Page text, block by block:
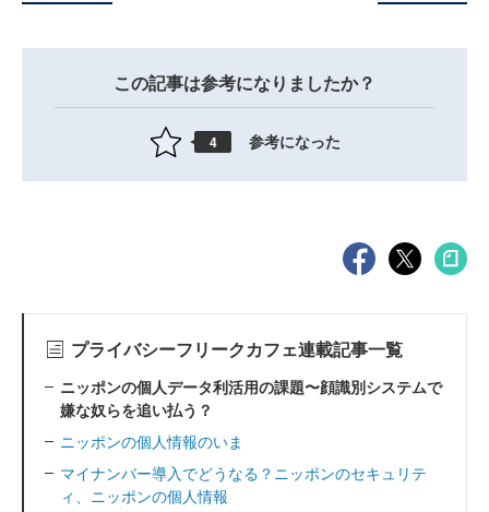
この記事は参考になりましたか？
4 参考になった
プライバシーフリークカフェ連載記事一覧
ニッポンの個人データ利活用の課題〜顔識別システムで
嫌な奴らを追い払う？
ニッポンの個人情報のいま
マイナンバー導入でどうなる？ニッポンのセキュリテ
ィ、ニッポンの個人情報